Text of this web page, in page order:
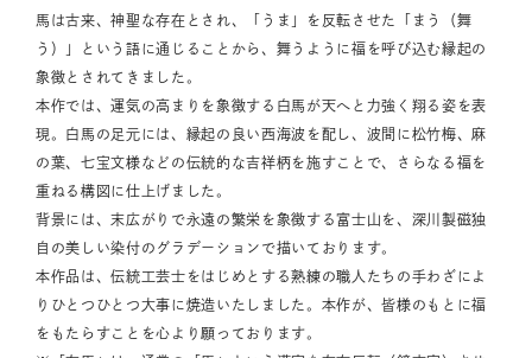
馬は古来、神聖な存在とされ、「うま」を反転させた「まう（舞
う）」という語に通じることから、舞うように福を呼び込む縁起の
象徴とされてきました。
本作では、運気の高まりを象徴する白馬が天へと力強く翔る姿を表
現。白馬の足元には、縁起の良い西海波を配し、波間に松竹梅、麻
の葉、七宝文様などの伝統的な吉祥柄を施すことで、さらなる福を
重ねる構図に仕上げました。
背景には、末広がりで永遠の繁栄を象徴する富士山を、深川製磁独
自の美しい染付のグラデーションで描いております。
本作品は、伝統工芸士をはじめとする熟練の職人たちの手わざによ
りひとつひとつ大事に焼造いたしました。本作が、皆様のもとに福
をもたらすことを心より願っております。